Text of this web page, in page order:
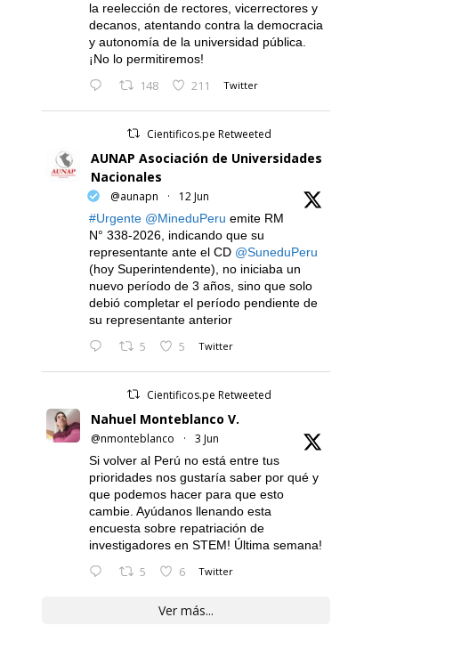
la reelección de rectores, vicerrectores y
decanos, atentando contra la democracia
y autonomía de la universidad pública.
¡No lo permitiremos!
148 211 Twitter
Cientificos.pe Retweeted
AUNAP Asociación de Universidades
Nacionales
@aunapn · 12 Jun
#Urgente @MineduPeru emite RM
N° 338-2026, indicando que su
representante ante el CD @SuneduPeru
(hoy Superintendente), no iniciaba un
nuevo período de 3 años, sino que solo
debió completar el período pendiente de
su representante anterior
5 5 Twitter
Cientificos.pe Retweeted
Nahuel Monteblanco V.
@nmonteblanco · 3 Jun
Si volver al Perú no está entre tus
prioridades nos gustaría saber por qué y
que podemos hacer para que esto
cambie. Ayúdanos llenando esta
encuesta sobre repatriación de
investigadores en STEM! Última semana!
5 6 Twitter
Ver más...